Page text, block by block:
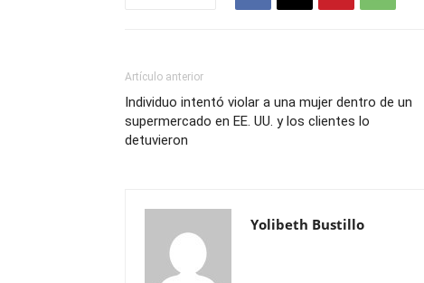
Artículo anterior
Individuo intentó violar a una mujer dentro de un
supermercado en EE. UU. y los clientes lo
detuvieron
Yolibeth Bustillo